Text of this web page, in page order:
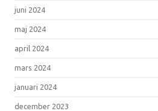
juni 2024
maj 2024
april 2024
mars 2024
januari 2024
december 2023